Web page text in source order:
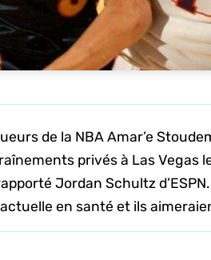
de la NBA Amar’e
privés à Las Vegas
Jordan Schultz
en santé et ils